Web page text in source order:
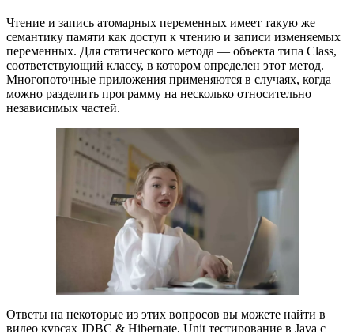
Чтение и запись атомарных переменных имеет такую же
семантику памяти как доступ к чтению и записи изменяемых
переменных. Для статического метода — объекта типа Class,
соответствующий классу, в котором определен этот метод.
Многопоточные приложения применяются в случаях, когда
можно разделить программу на несколько относительно
независимых частей.
Ответы на некоторые из этих вопросов вы можете найти в
видео курсах JDBC & Hibernate, Unit тестирование в Java с